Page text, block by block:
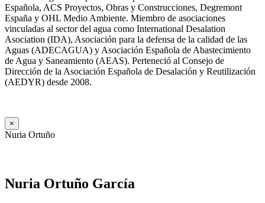
Española, ACS Proyectos, Obras y Construcciones, Degremont
España y OHL Medio Ambiente. Miembro de asociaciones
vinculadas al sector del agua como International Desalation
Asociation (IDA), Asociación para la defensa de la calidad de las
Aguas (ADECAGUA) y Asociación Española de Abastecimiento
de Agua y Saneamiento (AEAS). Perteneció al Consejo de
Dirección de la Asociación Española de Desalación y Reutilización
(AEDYR) desde 2008.
×
Nuria Ortuño
Nuria Ortuño García